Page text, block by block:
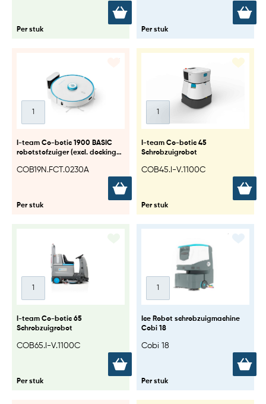
Per stuk Per stuk
I-team Co-botic 1900 BASIC
robotstofzuiger (excl. docking
COB19N.FCT.0230A
Per stuk
I-team Co-botic 45
Schrobzuigrobot
COB45.I-V.1100C
Per stuk
I-team Co-botic 65
Schrobzuigrobot
COB65.I-V.1100C
Per stuk
Ice Robot schrobzuigmachine
Cobi 18
Cobi 18
Per stuk